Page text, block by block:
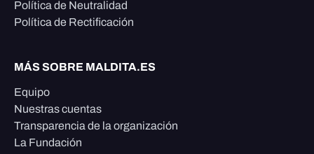
Política de Neutralidad
Política de Rectificación
MÁS SOBRE MALDITA.ES
Equipo
Nuestras cuentas
Transparencia de la organización
La Fundación